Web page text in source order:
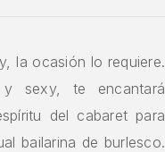
la ocasión lo requiere.
y sexy, te encantará
del cabaret para
bailarina de burlesco.